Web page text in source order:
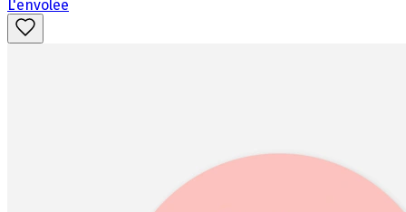
L'envolée